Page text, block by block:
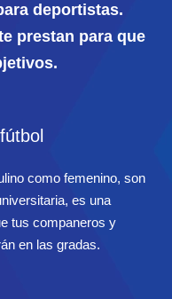
deportistas.
prestan para que
como femenino, son
es una
tus companeros y
en las gradas.